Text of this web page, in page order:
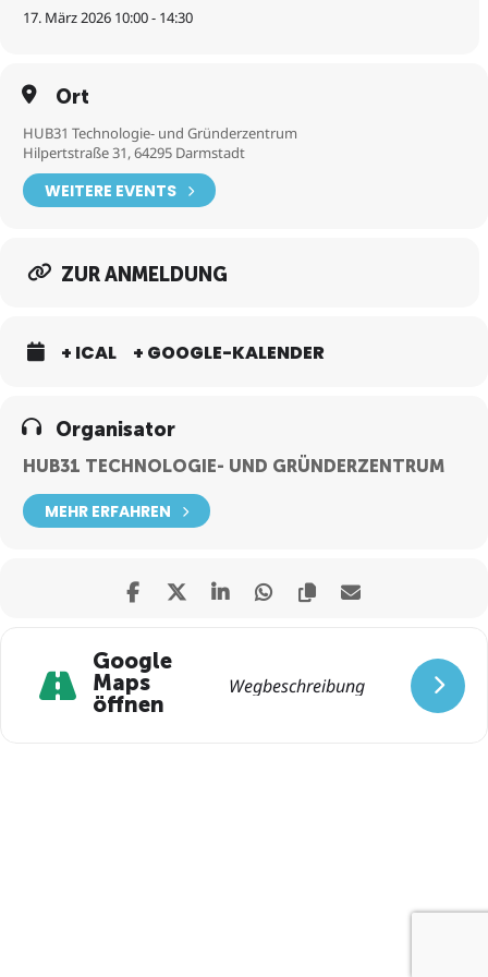
Wachstums- und
An folgenden Terminen sind Christoph Wolf von der BMH und Nina
Gibbert-Doll von der WIBank vor Ort im HUB31 und beraten Euch:
– 17.03.2026
– 18.08.2026
– 10.11.2026
17. März 2026 10:00 - 14:30
Ort
HUB31 Technologie- und Gründerzentrum
Hilpertstraße 31, 64295 Darmstadt
WEITERE EVENTS
ZUR ANMELDUNG
+ ICAL + GOOGLE-KALENDER
Organisator
HUB31 TECHNOLOGIE- UND GRÜNDERZENTRUM
MEHR ERFAHREN
Google
Maps
öffnen